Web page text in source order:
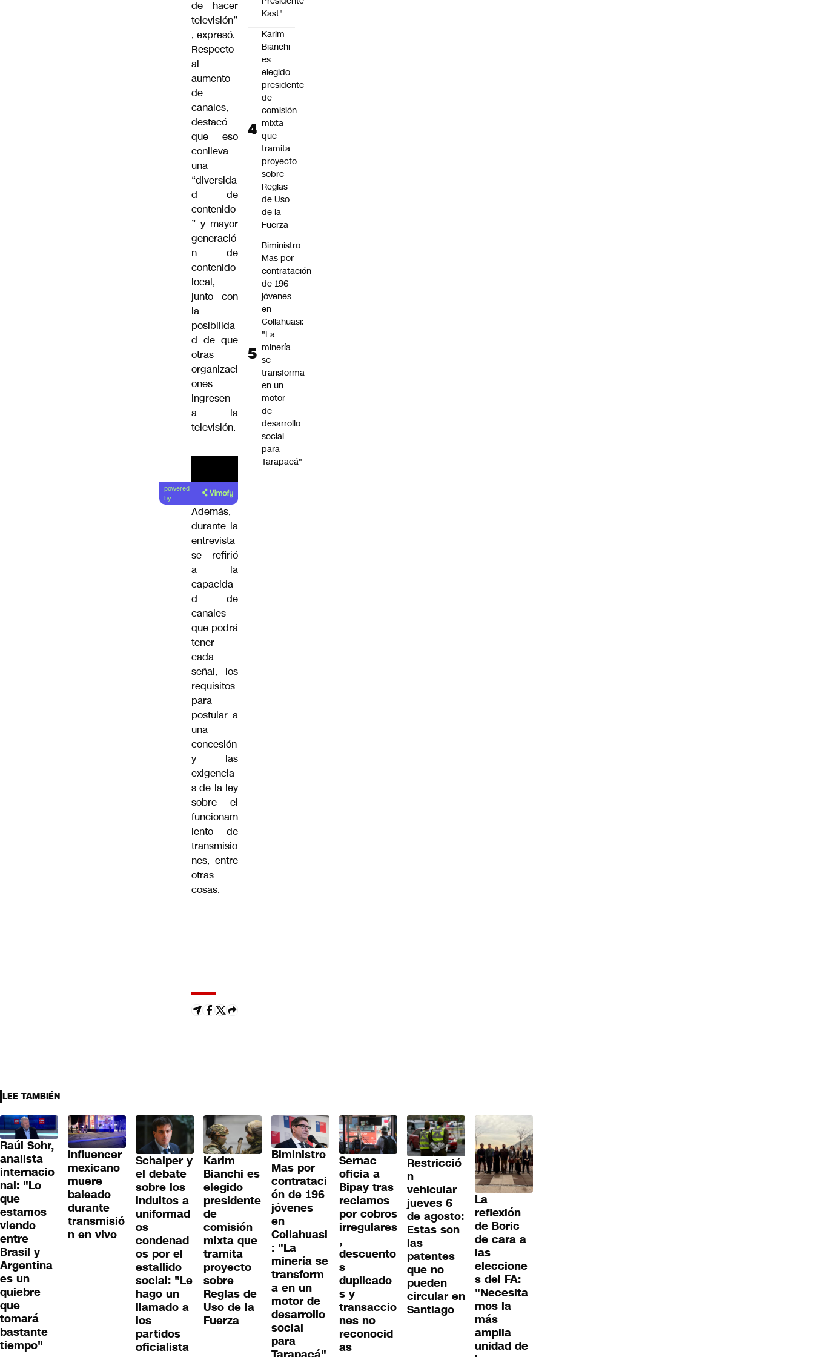
de hacer
televisión”
, expresó.
Respecto
al
aumento
de
canales,
destacó
que eso
conlleva
una
“diversida
d de
contenido
” y mayor
generació
n de
contenido
local,
junto con
la
posibilida
d de que
otras
organizaci
ones
ingresen
a la
televisión.
powered
by
Además,
durante la
entrevista
se refirió
a la
capacida
d de
canales
que podrá
tener
cada
señal, los
requisitos
para
postular a
una
concesión
y las
exigencia
s de la ley
sobre el
funcionam
iento de
transmisio
nes, entre
otras
cosas.
Kast"
Karim
Bianchi
es
elegido
presidente
de
comisión
mixta
que
tramita
proyecto
sobre
Reglas
de Uso
de la
Fuerza
Biministro
Mas por
contratación
de 196
jóvenes
en
Collahuasi:
"La
minería
se
transforma
en un
motor
de
desarrollo
social
para
Tarapacá"
LEE TAMBIÉN
Raúl Sohr,
analista
internacio
nal: "Lo
que
estamos
viendo
entre
Brasil y
Argentina
es un
quiebre
que
tomará
bastante
tiempo"
Influencer
mexicano
muere
baleado
durante
transmisió
n en vivo
Schalper y
el debate
sobre los
indultos a
uniformad
os
condenad
os por el
estallido
social: "Le
hago un
llamado a
los
partidos
oficialista
Karim
Bianchi es
elegido
presidente
de
comisión
mixta que
tramita
proyecto
sobre
Reglas de
Uso de la
Fuerza
Biministro
Mas por
contrataci
ón de 196
jóvenes
en
Collahuasi
: "La
minería se
transform
a en un
motor de
desarrollo
social
para
Sernac
oficia a
Bipay tras
reclamos
por cobros
irregulares
,
descuento
s
duplicado
s y
transaccio
nes no
reconocid
as
Restricció
n
vehicular
jueves 6
de agosto:
Estas son
las
patentes
que no
pueden
circular en
Santiago
La
reflexión
de Boric
de cara a
las
eleccione
s del FA:
"Necesita
mos la
más
amplia
unidad de